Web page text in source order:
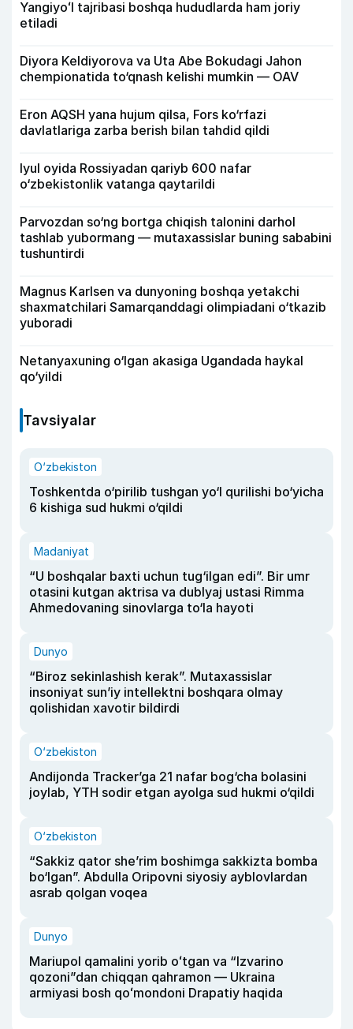
Yangiyoʻl tajribasi boshqa hududlarda ham joriy
etiladi
Diyora Keldiyorova va Uta Abe Bokudagi Jahon
chempionatida to‘qnash kelishi mumkin — OAV
Eron AQSH yana hujum qilsa, Fors ko‘rfazi
davlatlariga zarba berish bilan tahdid qildi
Iyul oyida Rossiyadan qariyb 600 nafar
o‘zbekistonlik vatanga qaytarildi
Parvozdan so‘ng bortga chiqish talonini darhol
tashlab yubormang — mutaxassislar buning sababini
tushuntirdi
Magnus Karlsen va dunyoning boshqa yetakchi
shaxmatchilari Samarqanddagi olimpiadani o‘tkazib
yuboradi
Netanyaxuning o‘lgan akasiga Ugandada haykal
qo‘yildi
Tavsiyalar
O‘zbekiston
Toshkentda o‘pirilib tushgan yo‘l qurilishi bo‘yicha
6 kishiga sud hukmi o‘qildi
Madaniyat
“U boshqalar baxti uchun tug‘ilgan edi”. Bir umr
otasini kutgan aktrisa va dublyaj ustasi Rimma
Ahmedovaning sinovlarga to‘la hayoti
Dunyo
“Biroz sekinlashish kerak”. Mutaxassislar
insoniyat sun’iy intellektni boshqara olmay
qolishidan xavotir bildirdi
O‘zbekiston
Andijonda Tracker’ga 21 nafar bog‘cha bolasini
joylab, YTH sodir etgan ayolga sud hukmi o‘qildi
O‘zbekiston
“Sakkiz qator she’rim boshimga sakkizta bomba
bo‘lgan”. Abdulla Oripovni siyosiy ayblovlardan
asrab qolgan voqea
Dunyo
Mariupol qamalini yorib oʻtgan va “Izvarino
qozoni”dan chiqqan qahramon — Ukraina
armiyasi bosh qoʻmondoni Drapatiy haqida